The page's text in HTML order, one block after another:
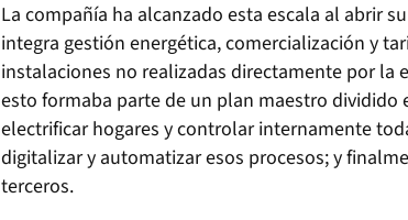
La compañía ha alcanzado esta escala al abrir
integra gestión energética, comercialización y
instalaciones no realizadas directamente por la
esto formaba parte de un plan maestro dividido
electrificar hogares y controlar internamente
digitalizar y automatizar esos procesos; y
terceros.